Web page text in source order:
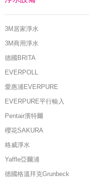
3M居家淨水
3M商用淨水
德國BRITA
EVERPOLL
愛惠浦EVERPURE
EVERPURE平行輸入
Pentair濱特爾
櫻花SAKURA
格威淨水
Yaffle亞爾浦
德國格溫拜克Grunbeck